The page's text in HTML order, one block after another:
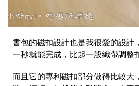
書包的磁扣設計也是我很愛的設計
一秒就能完成，比起一般織帶調整
而且它的專利磁扣部分做得比較大